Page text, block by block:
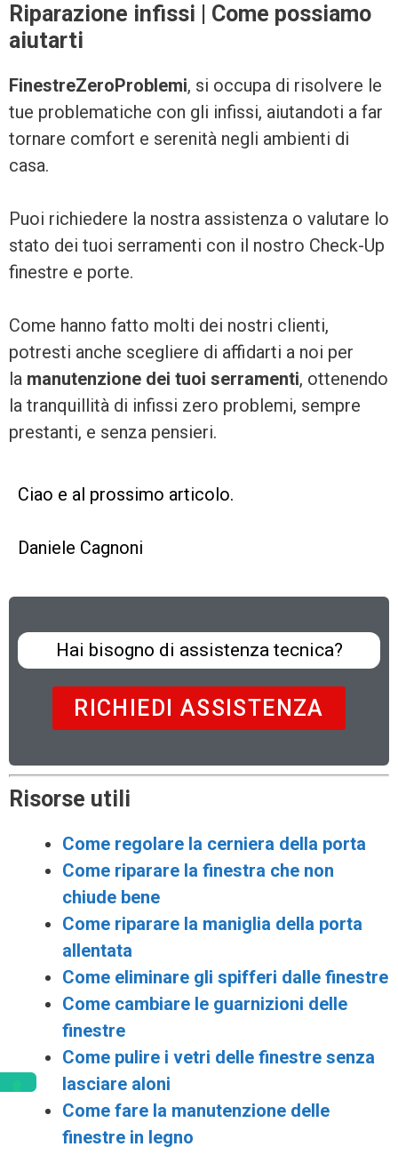
Riparazione infissi | Come possiamo
aiutarti
FinestreZeroProblemi, si occupa di risolvere le
tue problematiche con gli infissi, aiutandoti a far
tornare comfort e serenità negli ambienti di
casa.
Puoi richiedere la nostra assistenza o valutare lo
stato dei tuoi serramenti con il nostro Check-Up
finestre e porte.
Come hanno fatto molti dei nostri clienti,
potresti anche scegliere di affidarti a noi per
la manutenzione dei tuoi serramenti, ottenendo
la tranquillità di infissi zero problemi, sempre
prestanti, e senza pensieri.
Ciao e al prossimo articolo.
Daniele Cagnoni
Hai bisogno di assistenza tecnica?
RICHIEDI ASSISTENZA
Risorse utili
Come regolare la cerniera della porta
Come riparare la finestra che non
chiude bene
Come riparare la maniglia della porta
allentata
Come eliminare gli spifferi dalle finestre
Come cambiare le guarnizioni delle
finestre
Come pulire i vetri delle finestre senza
lasciare aloni
Come fare la manutenzione delle
finestre in legno